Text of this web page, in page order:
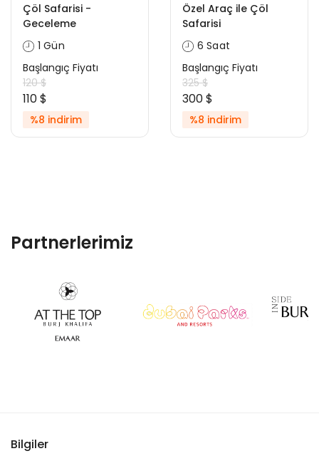
Çöl Safarisi -
Geceleme
1 Gün
Başlangıç Fiyatı
120 $
110 $
%8 indirim
Özel Araç ile Çöl
Safarisi
6 Saat
Başlangıç Fiyatı
325 $
300 $
%8 indirim
Partnerlerimiz
Bilgiler